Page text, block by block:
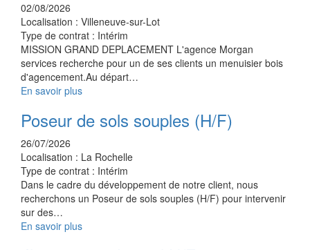
02/08/2026
Localisation : Villeneuve-sur-Lot
Type de contrat : Intérim
MISSION GRAND DEPLACEMENT L'agence Morgan
services recherche pour un de ses clients un menuisier bois
d'agencement.Au départ…
En savoir plus
Poseur de sols souples (H/F)
26/07/2026
Localisation : La Rochelle
Type de contrat : Intérim
Dans le cadre du développement de notre client, nous
recherchons un Poseur de sols souples (H/F) pour intervenir
sur des…
En savoir plus